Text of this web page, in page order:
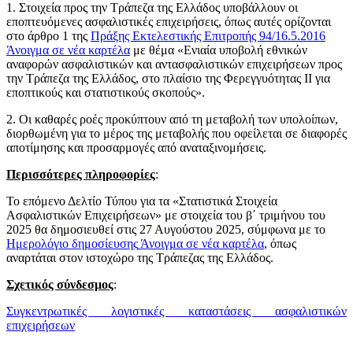
1. Στοιχεία προς την Τράπεζα της Ελλάδος υποβάλλουν οι
εποπτευόμενες ασφαλιστικές επιχειρήσεις, όπως αυτές ορίζονται
στο άρθρο 1 της Πράξης Εκτελεστικής Επιτροπής 94/16.5.2016
Άνοιγμα σε νέα καρτέλα με θέμα «Ενιαία υποβολή εθνικών
αναφορών ασφαλιστικών και αντασφαλιστικών επιχειρήσεων προς
την Τράπεζα της Ελλάδος, στο πλαίσιο της Φερεγγυότητας ΙΙ για
εποπτικούς και στατιστικούς σκοπούς».
2. Οι καθαρές ροές προκύπτουν από τη μεταβολή των υπολοίπων,
διορθωμένη για το μέρος της μεταβολής που οφείλεται σε διαφορές
αποτίμησης και προσαρμογές από αναταξινομήσεις.
Περισσότερες πληροφορίες:
Το επόμενο Δελτίο Τύπου για τα «Στατιστικά Στοιχεία
Ασφαλιστικών Επιχειρήσεων» με στοιχεία του β΄ τριμήνου του
2025 θα δημοσιευθεί στις 27 Αυγούστου 2025, σύμφωνα με το
Ημερολόγιο δημοσίευσης Άνοιγμα σε νέα καρτέλα, όπως
αναρτάται στον ιστοχώρο της Τράπεζας της Ελλάδος.
Σχετικός σύνδεσμος:
Συγκεντρωτικές λογιστικές καταστάσεις ασφαλιστικών
επιχειρήσεων